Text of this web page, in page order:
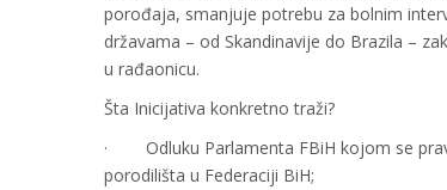
porođaja, smanjuje potrebu za bolnim
državama – od Skandinavije do Brazila –
u rađaonicu.
Šta Inicijativa konkretno traži?
· Odluku Parlamenta FBiH kojom se
porodilišta u Federaciji BiH;